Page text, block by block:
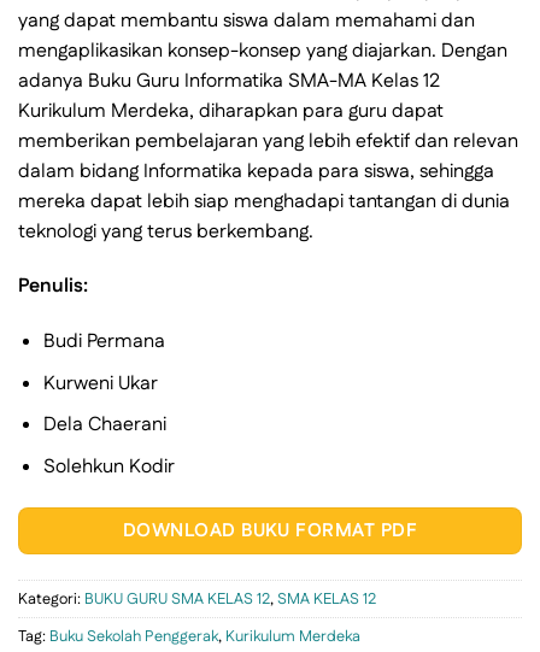
yang dapat membantu siswa dalam memahami dan
mengaplikasikan konsep-konsep yang diajarkan. Dengan
adanya Buku Guru Informatika SMA-MA Kelas 12
Kurikulum Merdeka, diharapkan para guru dapat
memberikan pembelajaran yang lebih efektif dan relevan
dalam bidang Informatika kepada para siswa, sehingga
mereka dapat lebih siap menghadapi tantangan di dunia
teknologi yang terus berkembang.
Penulis:
Budi Permana
Kurweni Ukar
Dela Chaerani
Solehkun Kodir
DOWNLOAD BUKU FORMAT PDF
Kategori: BUKU GURU SMA KELAS 12,SMA KELAS 12
Tag: Buku Sekolah Penggerak, Kurikulum Merdeka